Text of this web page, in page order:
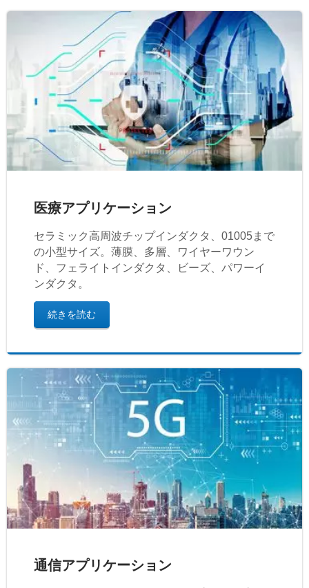
医療アプリケーション
セラミック高周波チップインダクタ、01005まで
の小型サイズ。薄膜、多層、ワイヤーワウン
ド、フェライトインダクタ、ビーズ、パワーイ
ンダクタ。
続きを読む
通信アプリケーション